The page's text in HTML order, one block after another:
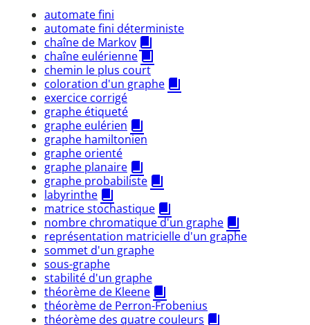
automate fini
automate fini déterministe
chaîne de Markov
chaîne eulérienne
chemin le plus court
coloration d'un graphe
exercice corrigé
graphe étiqueté
graphe eulérien
graphe hamiltonien
graphe orienté
graphe planaire
graphe probabiliste
labyrinthe
matrice stochastique
nombre chromatique d'un graphe
représentation matricielle d'un graphe
sommet d'un graphe
sous-graphe
stabilité d'un graphe
théorème de Kleene
théorème de Perron-Frobenius
théorème des quatre couleurs